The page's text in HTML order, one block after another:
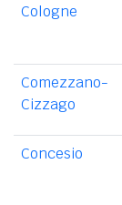
Cologne
Comezzano-
Cizzago
Concesio